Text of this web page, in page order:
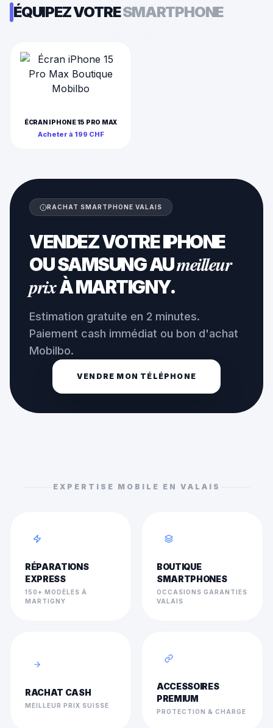
ÉQUIPEZ VOTRESMARTPHONE
ÉCRAN IPHONE 15 PRO MAX
Acheter à 199 CHF
RACHAT SMARTPHONE VALAIS
VENDEZ VOTRE IPHONE
OU SAMSUNG AUmeilleur
prixÀ MARTIGNY.
Estimation gratuite en 2 minutes.
Paiement cash immédiat ou bon d'achat
Mobilbo.
VENDRE MON TÉLÉPHONE
EXPERTISE MOBILE EN VALAIS
RÉPARATIONS
EXPRESS
150+ MODÈLES À
MARTIGNY
BOUTIQUE
SMARTPHONES
OCCASIONS GARANTIES
VALAIS
RACHAT CASH
MEILLEUR PRIX SUISSE
ACCESSOIRES
PREMIUM
PROTECTION & CHARGE